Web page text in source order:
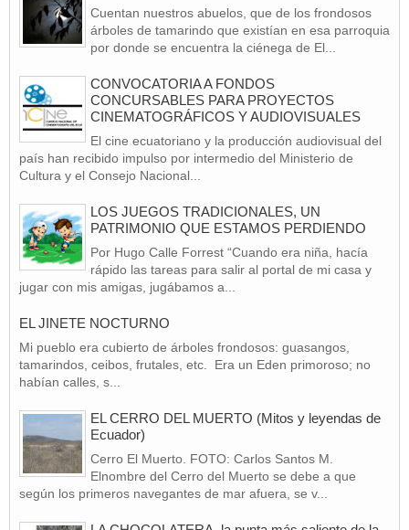
Cuentan nuestros abuelos, que de los frondosos
árboles de tamarindo que existían en esa parroquia
por donde se encuentra la ciénega de El...
CONVOCATORIA A FONDOS
CONCURSABLES PARA PROYECTOS
CINEMATOGRÁFICOS Y AUDIOVISUALES
El cine ecuatoriano y la producción audiovisual del
país han recibido impulso por intermedio del Ministerio de
Cultura y el Consejo Nacional...
LOS JUEGOS TRADICIONALES, UN
PATRIMONIO QUE ESTAMOS PERDIENDO
Por Hugo Calle Forrest “Cuando era niña, hacía
rápido las tareas para salir al portal de mi casa y
jugar con mis amigas, jugábamos a...
EL JINETE NOCTURNO
Mi pueblo era cubierto de árboles frondosos: guasangos,
tamarindos, ceibos, frutales, etc. Era un Eden primoroso; no
habían calles, s...
EL CERRO DEL MUERTO (Mitos y leyendas de
Ecuador)
Cerro El Muerto. FOTO: Carlos Santos M.
Elnombre del Cerro del Muerto se debe a que
según los primeros navegantes de mar afuera, se v...